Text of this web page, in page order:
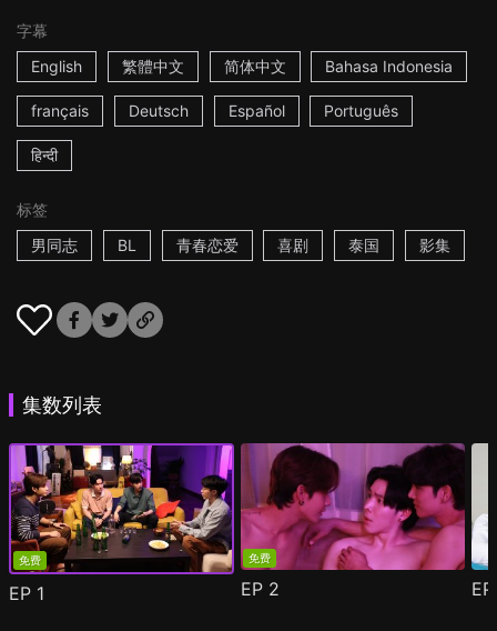
字幕
English
繁體中文 简体中文 Bahasa Indonesia
français Deutsch Español Português
हिन्दी
标签
男同志
BL 青春恋爱 喜剧 泰国 影集
集数列表
免费
EP 1
免费
EP 2